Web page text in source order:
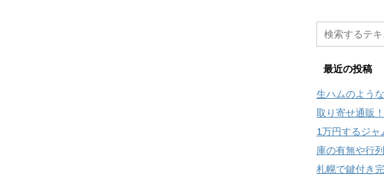
最近の投稿
生ハムのよう
取り寄せ通販！
1万円するジ
庫の有無や行
札幌で鍵付き